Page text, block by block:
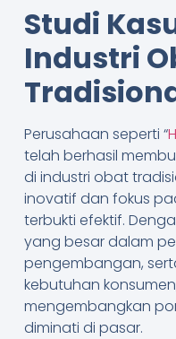
Studi
Industri
Perusahaan seperti “
telah berhasil
di industri obat
inovatif dan fokus
terbukti efektif.
yang besar dalam
pengembangan,
kebutuhan
mengembangkan
diminati di pasar.